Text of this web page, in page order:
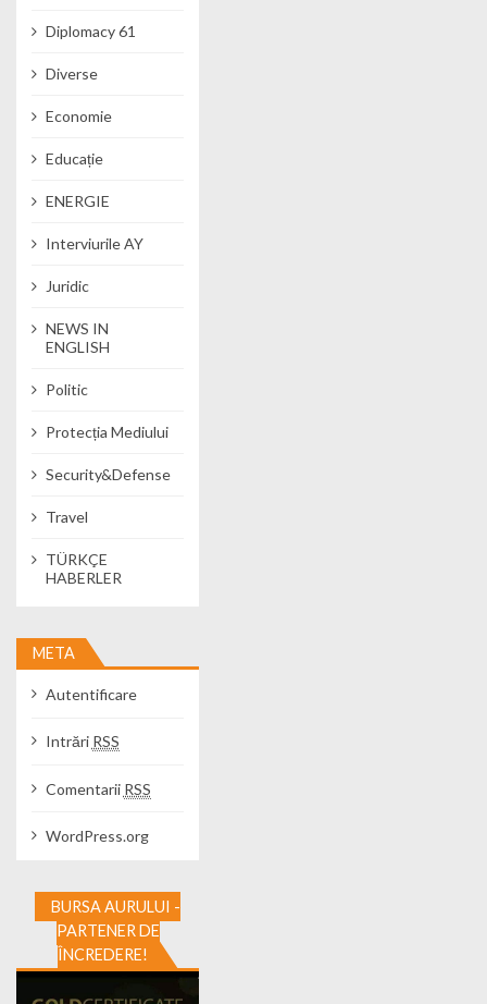
Diplomacy 61
Diverse
Economie
Educație
ENERGIE
Interviurile AY
Juridic
NEWS IN
ENGLISH
Politic
Protecția Mediului
Security&Defense
Travel
TÜRKÇE
HABERLER
META
Autentificare
Intrări RSS
Comentarii RSS
WordPress.org
BURSA AURULUI -
PARTENER DE
ÎNCREDERE!